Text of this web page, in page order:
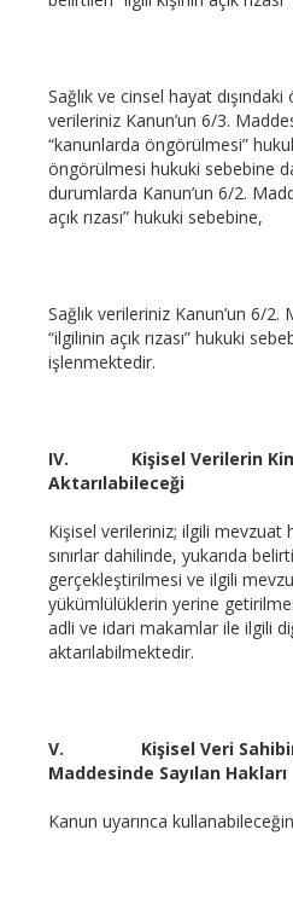
Sağlık ve cinsel hayat
verileriniz Kanun’un 6/3.
“kanunlarda öngörülmesi”
öngörülmesi hukuki sebebine
durumlarda Kanun’un 6/2.
açık rızası” hukuki sebebine,
Sağlık verileriniz Kanun’un 6/
“ilgilinin açık rızası” hukuki
işlenmektedir.
IV. Kişisel Verilerin
Aktarılabileceği
Kişisel verileriniz; ilgili mevzuat
sınırlar dahilinde, yukarıda
gerçekleştirilmesi ve ilgili
yükümlülüklerin yerine
adli ve idari makamlar ile ilgili
aktarılabilmektedir.
V. Kişisel Veri
Maddesinde Sayılan Hakları
Kanun uyarınca